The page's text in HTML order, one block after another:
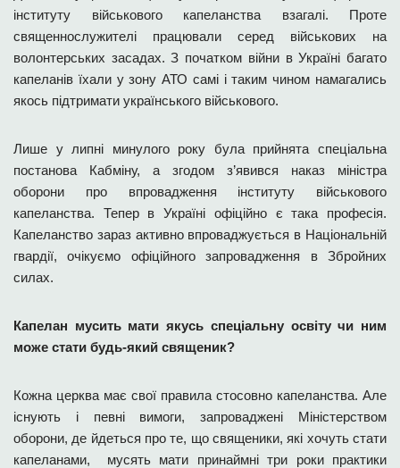
інституту військового капеланства взагалі. Проте
священнослужителі працювали серед військових на
волонтерських засадах. З початком війни в Україні багато
капеланів їхали у зону АТО самі і таким чином намагались
якось підтримати українського військового.
Лише у липні минулого року була прийнята спеціальна
постанова Кабміну, а згодом з’явився наказ міністра
оборони про впровадження інституту військового
капеланства. Тепер в Україні офіційно є така професія.
Капеланство зараз активно впроваджується в Національній
гвардії, очікуємо офіційного запровадження в Збройних
силах.
Капелан мусить мати якусь спеціальну освіту чи ним
може стати будь-який священик?
Кожна церква має свої правила стосовно капеланства. Але
існують і певні вимоги, запроваджені Міністерством
оборони, де йдеться про те, що священики, які хочуть стати
капеланами, мусять мати принаймні три роки практики